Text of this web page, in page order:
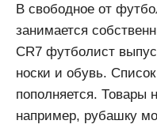
В свободное от
занимается
CR7 футболист
носки и обувь.
пополняется. Товары
например, рубашку